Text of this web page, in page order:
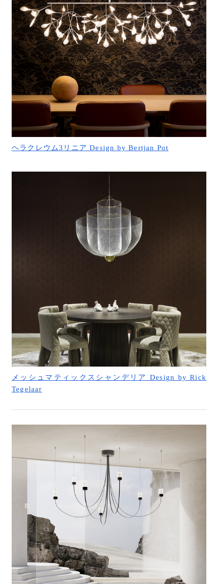
ヘラクレウム3リニア Design by Bertjan Pot
メッシュマティックスシャンデリア Design by Rick
Tegelaar